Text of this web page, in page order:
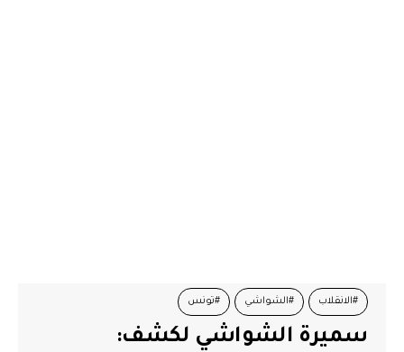
#الانقلاب #الشواشي #تونس
سميرة الشواشي لكشف: